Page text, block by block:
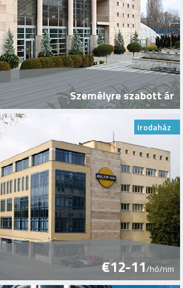
Személyre szabott ár
Irodaház
€12-11/hó/nm